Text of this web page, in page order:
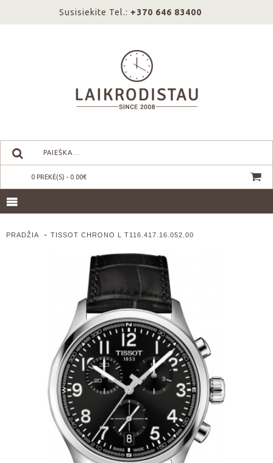
Susisiekite Tel.: +370 646 83400
0 PREKĖ(S) - 0.00€
PRADŽIA TISSOT CHRONO L T116.417.16.052.00